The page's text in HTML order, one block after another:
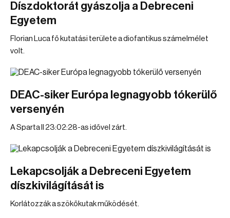
Díszdoktorát gyászolja a Debreceni
Egyetem
Florian Luca fő kutatási területe a diofantikus számelmélet
volt.
DEAC-siker Európa legnagyobb tókerülő
versenyén
A Sparta II 23:02:28-as idővel zárt.
Lekapcsolják a Debreceni Egyetem
díszkivilágítását is
Korlátozzák a szökőkutak működését.